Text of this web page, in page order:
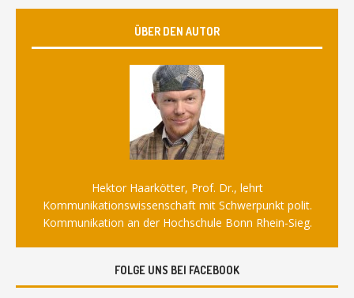
ÜBER DEN AUTOR
Hektor Haarkötter, Prof. Dr., lehrt
Kommunikationswissenschaft mit Schwerpunkt polit.
Kommunikation an der Hochschule Bonn Rhein-Sieg.
FOLGE UNS BEI FACEBOOK